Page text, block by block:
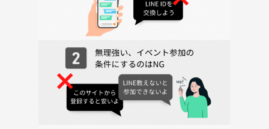
「“何を目指したいか”が少しずつ見えてきた」
「自分のこれまでの経験が、ちゃんと意味を持っていたと気づけた」
「前に進む勇気が湧いてきた」
参加後すぐに何かが劇的に変わるわけではないかもしれません。
でも、確かに“何かが動き出す”感覚を、多くの方が感じています。
当日の流れ（約90分）